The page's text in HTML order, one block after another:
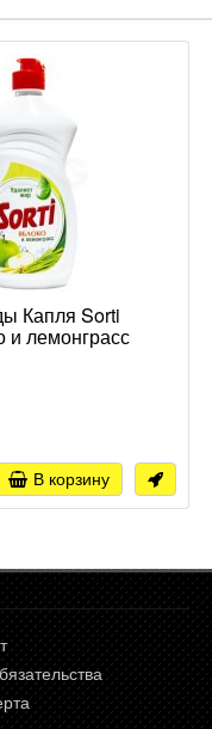
Капля Sorti
и лемонграсс
В корзину